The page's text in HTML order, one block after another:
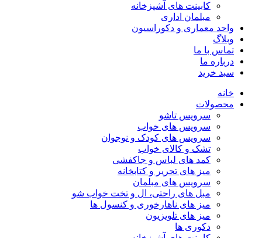
کابینت های آشپزخانه
مبلمان اداری
واحد معماری و دکوراسیون
وبلاگ
تماس با ما
درباره ما
سبد خرید
خانه
محصولات
سرویس تاشو
سرویس های خواب
سرویس های کودک و نوجوان
تشک و کالای خواب
کمد های لباس و جاکفشی
میز های تحریر و کتابخانه
سرویس های مبلمان
مبل های راحتی، ال و تخت خواب شو
میز های ناهارخوری و کنسول ها
میز های تلویزیون
دکوری ها